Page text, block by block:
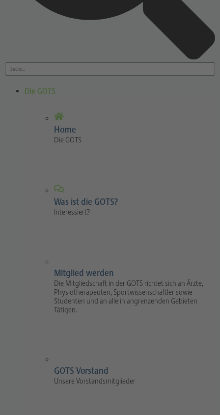
Die GOTS
Home
Die GOTS
Was ist die GOTS?
Interessiert?
Mitglied werden
Die Mitgliedschaft in der GOTS richtet sich an Ärzte,
Physiotherapeuten, Sportwissenschaftler sowie
Studenten und an alle in angrenzenden Gebieten
Tätigen.
GOTS Vorstand
Unsere Vorstandsmitglieder